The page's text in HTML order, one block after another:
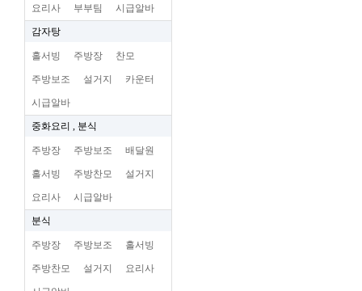
요리사 부부팀 시급알바
감자탕
홀서빙 주방장 찬모
주방보조 설거지 카운터
시급알바
중화요리 , 분식
주방장 주방보조 배달원
홀서빙 주방찬모 설거지
요리사 시급알바
분식
주방장 주방보조 홀서빙
주방찬모 설거지 요리사